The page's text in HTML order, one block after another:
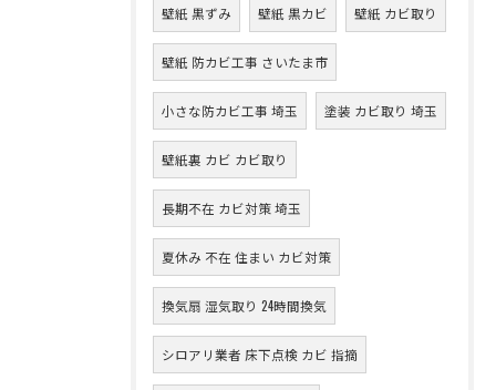
壁紙 黒ずみ 壁紙 黒カビ 壁紙 カビ取り
壁紙 防カビ工事 さいたま市
小さな防カビ工事 埼玉 塗装 カビ取り 埼玉
壁紙裏 カビ カビ取り
長期不在 カビ対策 埼玉
夏休み 不在 住まい カビ対策
換気扇 湿気取り 24時間換気
シロアリ業者 床下点検 カビ 指摘